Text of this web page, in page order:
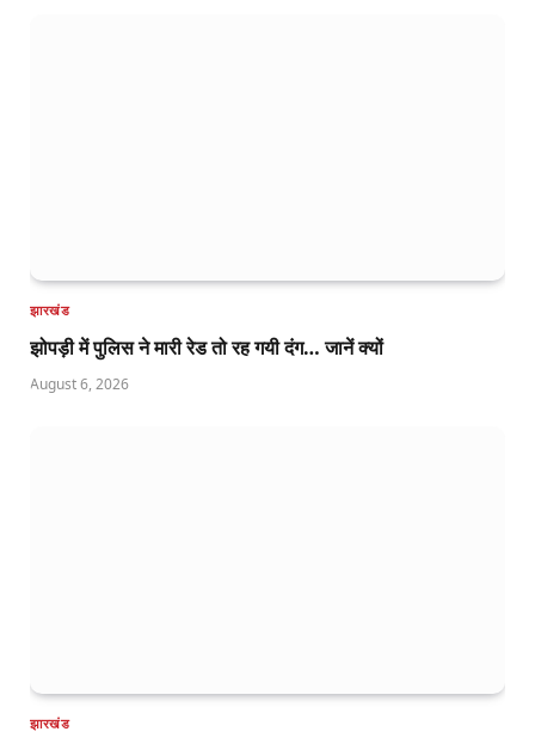
झारखंड
झोपड़ी में पुलिस ने मारी रेड तो रह गयी दंग… जानें क्यों
August 6, 2026
झारखंड